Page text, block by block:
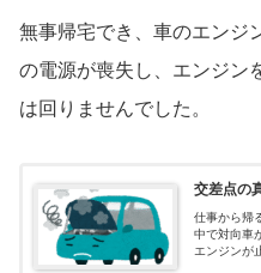
無事帰宅でき、車のエンジ
の電源が喪失し、エンジン
は回りませんでした。
交差点の
仕事から帰
中で対向車
エンジンが